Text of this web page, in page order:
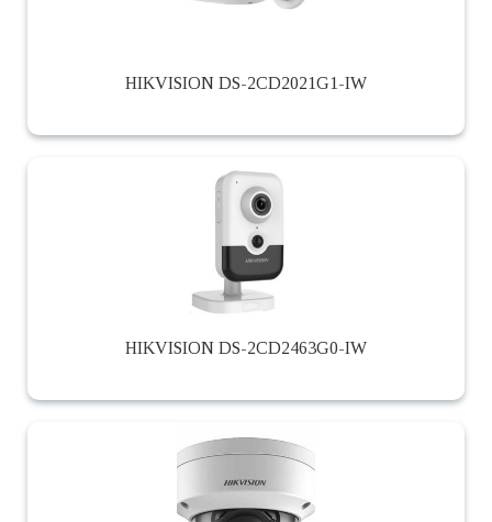
HIKVISION DS-2CD2021G1-IW
HIKVISION DS-2CD2463G0-IW